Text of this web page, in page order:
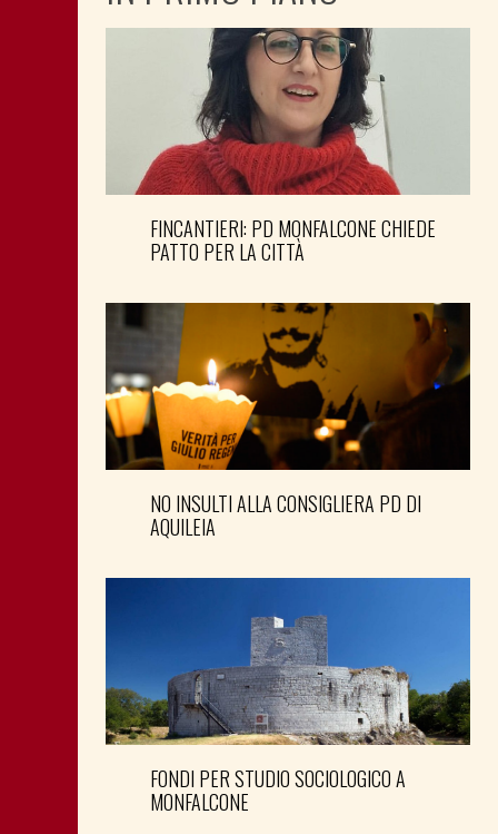
FINCANTIERI: PD MONFALCONE CHIEDE
PATTO PER LA CITTÀ
NO INSULTI ALLA CONSIGLIERA PD DI
AQUILEIA
FONDI PER STUDIO SOCIOLOGICO A
MONFALCONE